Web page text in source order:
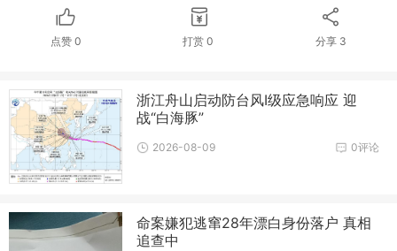
点赞0 打赏0 分享 3
浙江舟山启动防台风Ⅰ级应急响应 迎
战“白海豚”
0评论
2026-08-09
命案嫌犯逃窜28年漂白身份落户 真相
追查中